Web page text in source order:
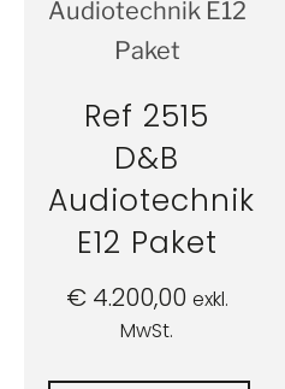
Ref 2515
D&B
Audiotechnik
E12 Paket
€4.200,00 exkl.
MwSt.